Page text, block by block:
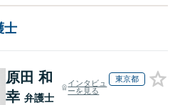
士
原田 和
幸 弁護士
インタビュ
ーを見る
東京都